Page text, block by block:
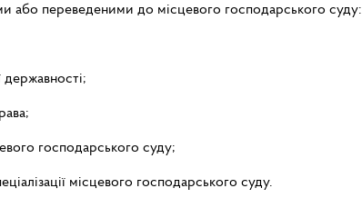
або переведеними до місцевого господарського суду:
державності;
господарського суду;
місцевого господарського суду.